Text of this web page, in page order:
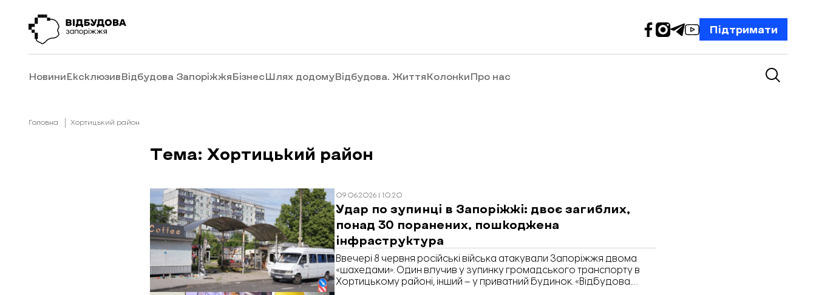
Підтримати
НовиниЕксклюзивВідбудова ЗапоріжжяБізнесШлях додомуВідбудова. ЖиттяКолонкиПро нас
Головна Хортицький район
Тема: Хортицький район
09.06.2026 | 10:20
Удар по зупинці в Запоріжжі: двоє загиблих,
понад 30 поранених, пошкоджена
інфраструктура
Ввечері 8 червня російські війська атакували Запоріжжя двома
«шахедами». Один влучив у зупинку громадського транспорту в
Хортицькому районі, інший – у приватний будинок. «Відбудова.